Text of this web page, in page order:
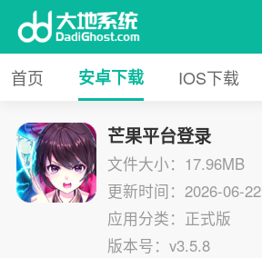
首页 安卓下载 IOS下载
芒果平台登录
文件大小：17.96MB
更新时间：2026-06-22
应用分类：正式版
版本号：v3.5.8